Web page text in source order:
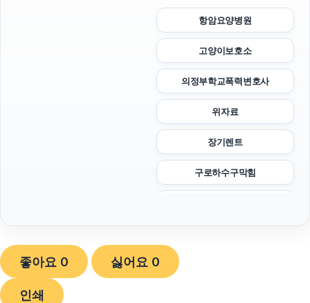
항암요양병원
고양이보호소
의정부학교폭력변호사
위자료
장기렌트
구로하수구막힘
좋아요 0 싫어요 0
인쇄